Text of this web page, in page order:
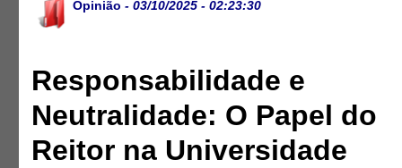
Opinião - 03/10/2025 - 02:23:30
Responsabilidade e
Neutralidade: O Papel do
Reitor na Universidade